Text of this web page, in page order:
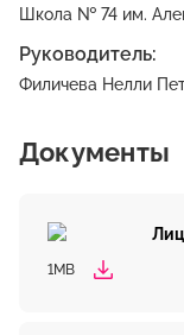
Школа № 74 им.
Руководитель:
Филичева Нелли
Документы
1MB